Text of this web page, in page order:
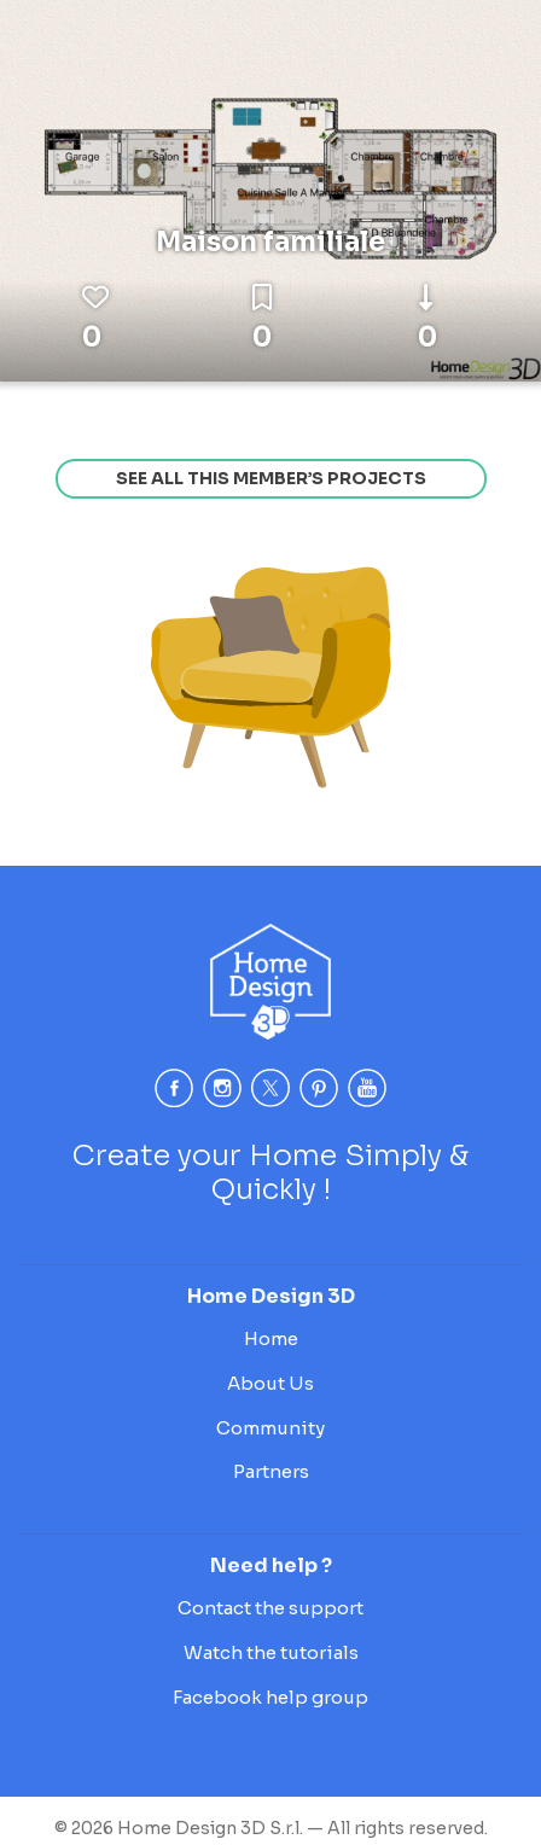
Maison familiale
0 0 0
SEE ALL THIS MEMBER’S PROJECTS
Create your Home Simply &
Quickly !
Home Design 3D
Home
About Us
Community
Partners
Need help ?
Contact the support
Watch the tutorials
Facebook help group
© 2026 Home Design 3D S.r.l. — All rights reserved.